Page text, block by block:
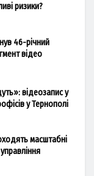
ризики?
46-річний
відео
відеозапис у
у Тернополі
масштабні